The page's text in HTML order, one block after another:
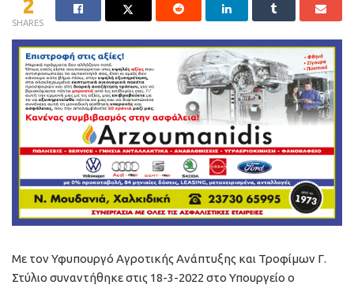
2
SHARES
Με τον Υφυπουργό Αγροτικής Ανάπτυξης και Τροφίμων Γ.
Στύλιο συναντήθηκε στις 18-3-2022 στο Υπουργείο ο